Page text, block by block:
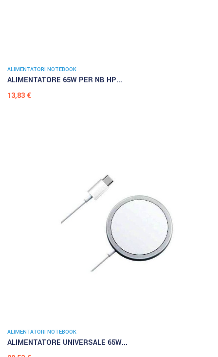
ALIMENTATORI NOTEBOOK
ALIMENTATORE 65W PER NB HP...
Prezzo
13,83 €
ALIMENTATORI NOTEBOOK
ALIMENTATORE UNIVERSALE 65W...